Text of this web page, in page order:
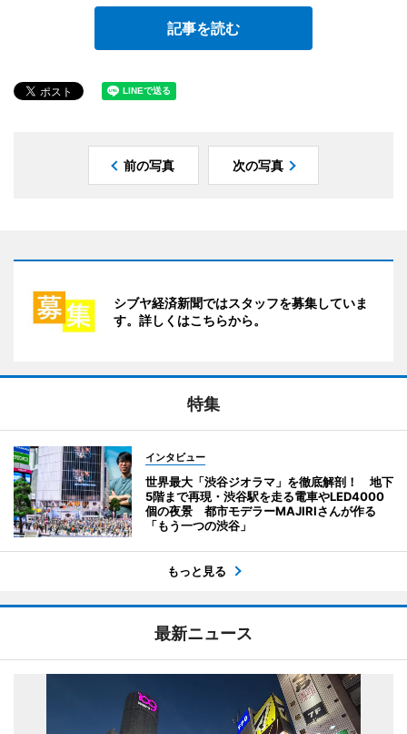
記事を読む
前の写真 次の写真
シブヤ経済新聞ではスタッフを募集していま
す。詳しくはこちらから。
特集
インタビュー
世界最大「渋谷ジオラマ」を徹底解剖！ 地下
5階まで再現・渋谷駅を走る電車やLED4000
個の夜景 都市モデラーMAJIRIさんが作る
「もう一つの渋谷」
もっと見る
最新ニュース